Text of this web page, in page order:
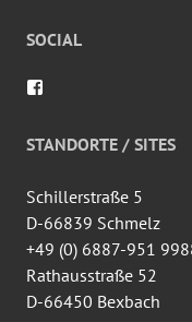
SOCIAL
de
wingtsun.arlon
Facebook
STANDORTE / SITES
Schillerstraße 5
D-66839 Schmelz
+49 (0) 6887-951
Rathausstraße 52
D-66450 Bexbach